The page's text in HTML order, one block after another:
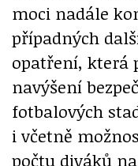
moci nadále
případných
opatření, která
navýšení
fotbalových
i včetně
počtu diváků